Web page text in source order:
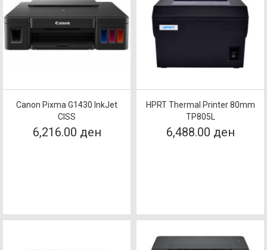
Canon Pixma G1430 InkJet
CISS
6,216.00 ден
HPRT Thermal Printer 80mm
TP805L
6,488.00 ден